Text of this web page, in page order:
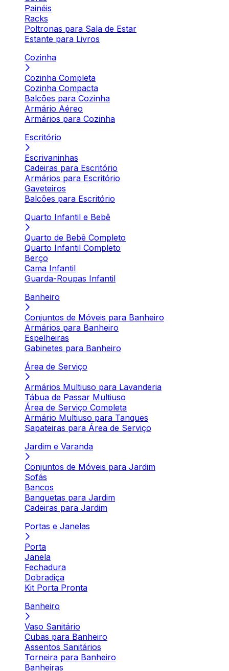
Painéis
Racks
Poltronas para Sala de Estar
Estante para Livros
Cozinha
Cozinha Completa
Cozinha Compacta
Balcões para Cozinha
Armário Aéreo
Armários para Cozinha
Escritório
Escrivaninhas
Cadeiras para Escritório
Armários para Escritório
Gaveteiros
Balcões para Escritório
Quarto Infantil e Bebê
Quarto de Bebê Completo
Quarto Infantil Completo
Berço
Cama Infantil
Guarda-Roupas Infantil
Banheiro
Conjuntos de Móveis para Banheiro
Armários para Banheiro
Espelheiras
Gabinetes para Banheiro
Área de Serviço
Armários Multiuso para Lavanderia
Tábua de Passar Multiuso
Área de Serviço Completa
Armário Multiuso para Tanques
Sapateiras para Área de Serviço
Jardim e Varanda
Conjuntos de Móveis para Jardim
Sofás
Bancos
Banquetas para Jardim
Cadeiras para Jardim
Portas e Janelas
Porta
Janela
Fechadura
Dobradiça
Kit Porta Pronta
Banheiro
Vaso Sanitário
Cubas para Banheiro
Assentos Sanitários
Torneira para Banheiro
Banheiras